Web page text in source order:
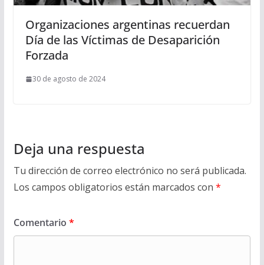
Organizaciones argentinas recuerdan
Día de las Víctimas de Desaparición
Forzada
30 de agosto de 2024
Deja una respuesta
Tu dirección de correo electrónico no será publicada.
Los campos obligatorios están marcados con *
Comentario *